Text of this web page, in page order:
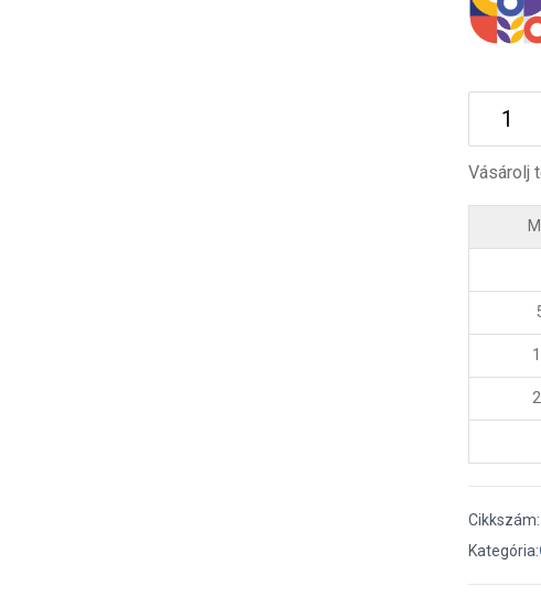
Vásárolj
Cikkszám:
Kategória: